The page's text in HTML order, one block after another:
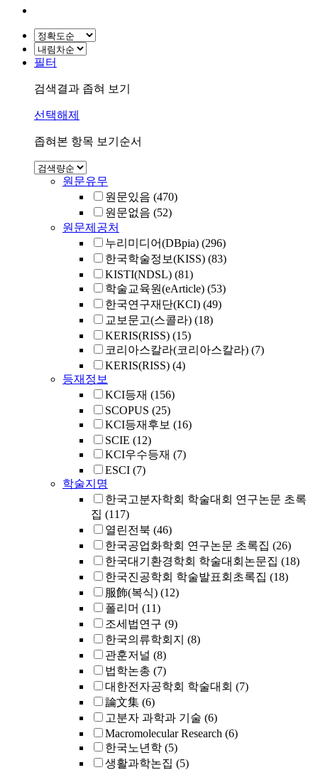
필터
검색결과 좁혀 보기
선택해제
좁혀본 항목 보기순서
원문유무
원문있음 (470)
원문없음 (52)
원문제공처
누리미디어(DBpia) (296)
한국학술정보(KISS) (83)
KISTI(NDSL) (81)
학술교육원(eArticle) (53)
한국연구재단(KCI) (49)
교보문고(스콜라) (18)
KERIS(RISS) (15)
코리아스칼라(코리아스칼라) (7)
KERIS(RISS) (4)
등재정보
KCI등재 (156)
SCOPUS (25)
KCI등재후보 (16)
SCIE (12)
KCI우수등재 (7)
ESCI (7)
학술지명
한국고분자학회 학술대회 연구논문 초록
집 (117)
열린전북 (46)
한국공업화학회 연구논문 초록집 (26)
한국대기환경학회 학술대회논문집 (18)
한국진공학회 학술발표회초록집 (18)
服飾(복식) (12)
폴리머 (11)
조세법연구 (9)
한국의류학회지 (8)
관훈저널 (8)
법학논총 (7)
대한전자공학회 학술대회 (7)
論文集 (6)
고분자 과학과 기술 (6)
Macromolecular Research (6)
한국노년학 (5)
생활과학논집 (5)